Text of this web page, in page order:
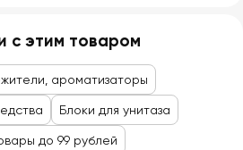
с этим товаром
ароматизаторы
Блоки для унитаза
до 99 рублей